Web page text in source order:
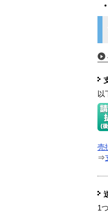
以
売
⇒
1